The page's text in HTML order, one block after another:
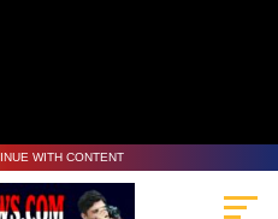
WITH CONTENT